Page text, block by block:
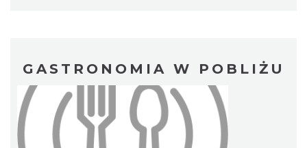
GASTRONOMIA W POBLIŻU